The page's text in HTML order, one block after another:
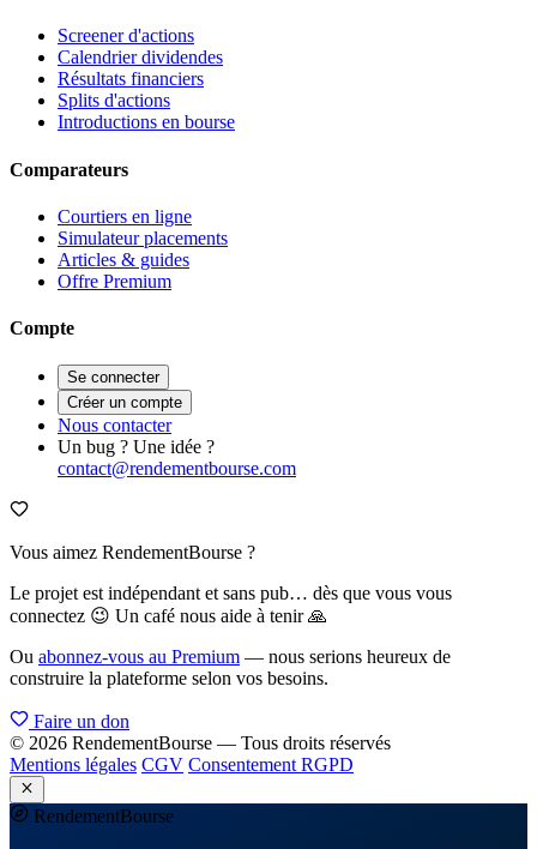
Screener d'actions
Calendrier dividendes
Résultats financiers
Splits d'actions
Introductions en bourse
Comparateurs
Courtiers en ligne
Simulateur placements
Articles & guides
Offre Premium
Compte
Se connecter
Créer un compte
Nous contacter
Un bug ? Une idée ?
contact@rendementbourse.com
Vous aimez RendementBourse ?
Le projet est indépendant et sans pub… dès que vous vous
connectez 😉 Un café nous aide à tenir 🙏
Ou abonnez-vous au Premium — nous serions heureux de
construire la plateforme selon vos besoins.
Faire un don
© 2026 RendementBourse — Tous droits réservés
Mentions légales CGV Consentement RGPD
RendementBourse